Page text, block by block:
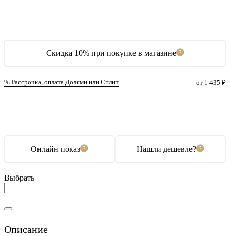
Скидка 10% при покупке в магазине
% Рассрочка, оплата Долями или Сплит от 1 435 ₽
Онлайн показ Нашли дешевле?
Выбрать
Описание